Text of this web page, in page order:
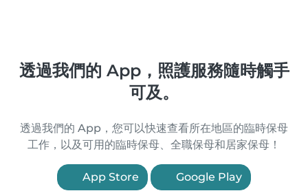
透過我們的 App，照護服務隨時觸手
可及。
透過我們的 App，您可以快速查看所在地區的臨時保母
工作，以及可用的臨時保母、全職保母和居家保母！
App Store Google Play